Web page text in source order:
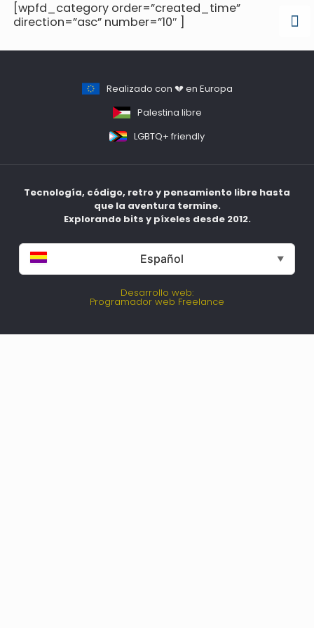
[wpfd_category order=”created_time”
direction=”asc” number=”10″ ]
Realizado con 💔 en Europa
Palestina libre
LGBTQ+ friendly
Tecnología, código, retro y pensamiento libre hasta
que la aventura termine.
Explorando bits y píxeles desde 2012.
Español ▼
Desarrollo web:
Programador web Freelance